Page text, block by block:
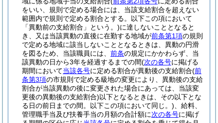
をいい、規則で定める場合には、当該支給割合を超えない
範囲内で規則で定める割合とする。以下この項において
「異動前の支給割合」という。)に達しないこととなると
き、又は当該異動の直後に在勤する地域が前条第1項の規則
で定める地域に該当しないこととなるときは、異動の円滑
を図るため、当該職員には、 前条の規定にかかわらず、当
該異動の日から3年を経過するまでの間(次の各号に掲げる
期間において当該各号に定める割合が異動後の支給割合(前
条第3項の市規則で定める級地の変更により、異動後の支給
割合が当該異動の後に変更された場合にあっては、当該変
更後の異動後の支給割合)以下となるときは、その以下とな
る日の前日までの間。以下この項において同じ。) 、給料、
管理職手当及び扶養手当の月額の合計額に次の各号に掲げ